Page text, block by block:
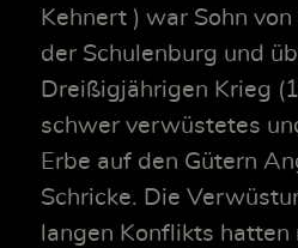
Kehnert ) war Sohn
der Schulenburg und
Dreißigjährigen Krieg
schwer verwüstetes
Erbe auf den Gütern
Schricke. Die
langen Konflikts hatten